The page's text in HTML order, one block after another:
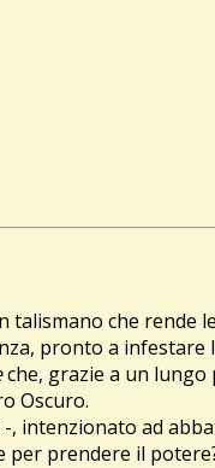
talismano che
pronto a infestare
che, grazie a un lungo
Oscuro.
intenzionato ad
per prendere il